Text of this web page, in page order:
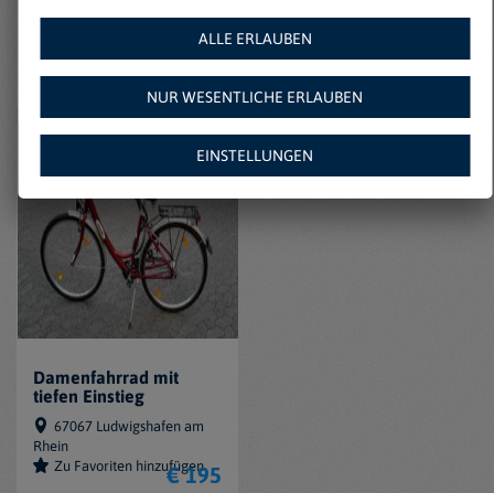
Andere Fahrräder (1)
Marke: Hoprider (1)
Damenfahrrad mit
tiefen Einstieg
67067 Ludwigshafen am
Rhein
Zu Favoriten hinzufügen
€ 195
ALLE ERLAUBEN
NUR WESENTLICHE ERLAUBEN
EINSTELLUNGEN